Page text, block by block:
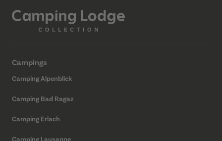
Campings
Camping Alpenblick
Camping Bad Ragaz
Camping Erlach
Camping Lausanne